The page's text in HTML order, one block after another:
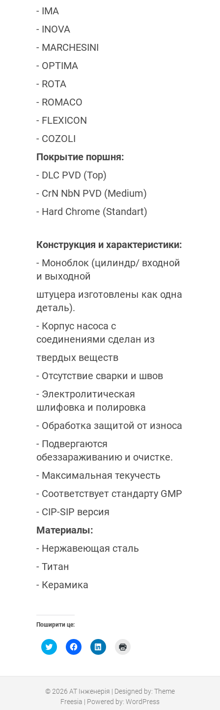
- IMA
- INOVA
- MARCHESINI
- OPTIMA
- ROTA
- ROMACO
- FLEXICON
- COZOLI
Покрытие поршня:
- DLC PVD (Top)
- CrN NbN PVD (Medium)
- Hard Chrome (Standart)
Конструкция и характеристики:
- Моноблок (цилиндр/ входной
и выходной
штуцера изготовлены как одна
деталь).
- Корпус насоса с
соединениями сделан из
твердых веществ
- Отсутствие сварки и швов
- Электролитическая
шлифовка и полировка
- Обработка защитой от износа
- Подвергаются
обеззараживанию и очистке.
- Максимальная текучесть
- Соответствует стандарту GMP
- CIP-SIP версия
Материалы:
- Нержавеющая сталь
- Титан
- Керамика
Поширити це:
Н
а
н
т
ь
Н
а
н
т
ь
щ
Н
а
н
т
ь
,
н
т
ь
,
© 2026 АТ Інженерія | Designed by: Theme
Freesia | Powered by: WordPress